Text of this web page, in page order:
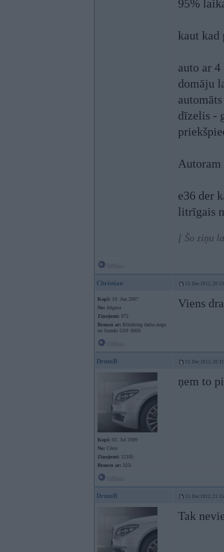
95%
kaut kad
auto ar
domāju
dīzelis -
Autoram
e36 der
litrīgais
[ Šo ziņu
Christian 13. Dec 2012, 20:23
Kopš: 19. Jun 2007
No: Jelgava
Ziņojumi: 972
Braucu ar: Blitzkrieg darba zirgu
un Suzuki GSF 600S
Viens
DrumB 13. Dec 2012, 20:31
Kopš: 02. Jul 2009
No: Cēsis
Ziņojumi: 12185
Braucu ar: 325i
ņem to
DrumB 13. Dec 2012, 21:15
Tak